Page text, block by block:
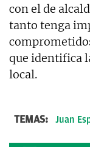
con el de
tanto tenga
que identifica
local.
TEMAS: Juan